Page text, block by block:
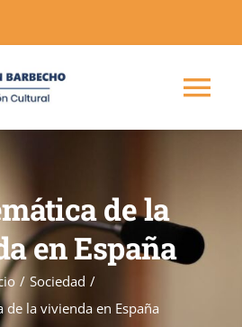
de la
en España
/ Sociedad /
de la vivienda en España